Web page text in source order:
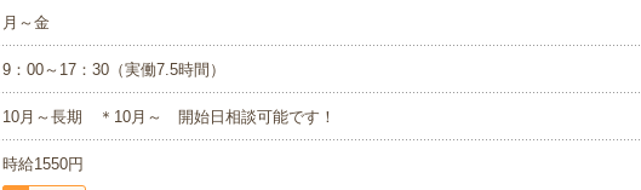
月～金
9：00～17：30（実働7.5時間）
10月～長期 ＊10月～ 開始日相談可能です！
時給1550円